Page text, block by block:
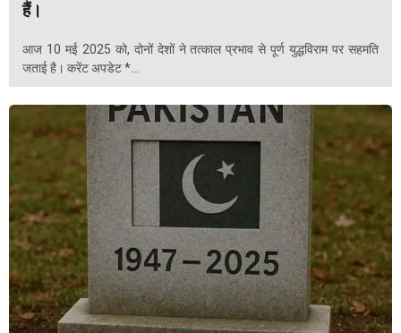
हैं।
आज 10 मई 2025 को, दोनों देशों ने तत्काल प्रभाव से पूर्ण युद्धविराम पर सहमति
जताई है। करेंट अपडेट *...